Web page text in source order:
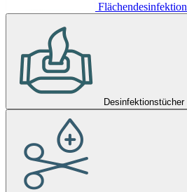
Flächendesinfektion
Desinfektionstücher